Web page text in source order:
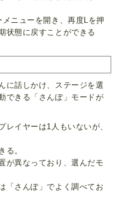
ニューを開き、再度Lを押
状態に戻すことができる
に話しかけ、ステージを選
できる「さんぽ」モードが
レイヤーは1人もいないが、
る。
が異なっており、選んだモ
「さんぽ」でよく調べてお